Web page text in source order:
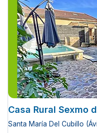
Casa Rural Sexmo
Santa María Del Cubillo